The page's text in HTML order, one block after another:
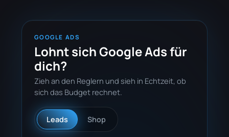
GOOGLE ADS
Lohnt sich Google Ads für
dich?
Zieh an den Reglern und sieh in Echtzeit, ob
sich das Budget rechnet.
Leads Shop